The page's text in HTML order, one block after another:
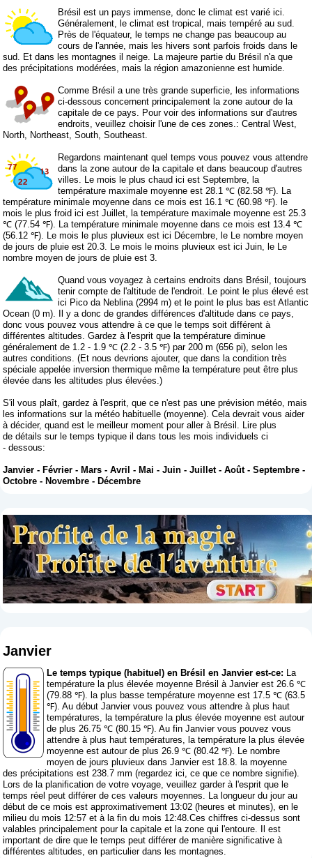
Brésil est un pays immense, donc le climat est varié ici.
Généralement, le climat est tropical, mais tempéré au sud.
Près de l'équateur, le temps ne change pas beaucoup au
cours de l'année, mais les hivers sont parfois froids dans le
sud. Et dans les montagnes il neige. La majeure partie du Brésil n'a que
des précipitations modérées, mais la région amazonienne est humide.
Comme Brésil a une très grande superficie, les informations
ci-dessous concernent principalement la zone autour de la
capitale de ce pays. Pour voir des informations sur d'autres
endroits, veuillez choisir l'une de ces zones.:Central West
North Northeast ,South ,Southeast
Regardons maintenant quel temps vous pouvez vous attendre
dans la zone autour de la capitale et dans beaucoup d'autres
villes. Le mois le plus chaud ici est Septembre, la
température maximale moyenne est 28.1 ℃ (82.58 ℉). La
température minimale moyenne dans ce mois est 16.1 ℃ (60.98 ℉). le
mois le plus froid ici est Juillet, la température maximale moyenne est 25.3
℃ (77.54 ℉). La température minimale moyenne dans ce mois est 13.4 ℃
(56.12 ℉). Le mois le plus pluvieux est ici Décembre, le Le nombre moyen
de jours de pluie est 20.3. Le mois le moins pluvieux est ici Juin, le Le
nombre moyen de jours de pluie est 3.
Quand vous voyagez à certains endroits dans Brésil, toujours
tenir compte de l'altitude de l'endroit. Le point le plus élevé est
ici Pico da Neblina (2994 m) et le point le plus bas est Atlantic
Ocean (0 m). Il y a donc de grandes différences d'altitude dans ce pays,
donc vous pouvez vous attendre à ce que le temps soit différent à
différentes altitudes. Gardez à l'esprit que la température diminue
généralement de 1.2 - 1.9 ℃ (2.2 - 3.5 ℉) par 200 m (656 pi), selon les
autres conditions. (Et nous devrions ajouter, que dans la condition très
spéciale appelée inversion thermique même la température peut être plus
élevée dans les altitudes plus élevées.)
S'il vous plaît, gardez à l'esprit, que ce n'est pas une prévision météo, mais
les informations sur la météo habituelle (moyenne). Cela devrait vous aider
à décider, quand est le meilleur moment pour aller à Brésil. Lire plus
de détails sur le temps typique il dans tous les mois individuels ci
- dessous:
Janvier -Février -Mars -Avril -Mai -Juin -Juillet-Août-Septembre -
Octobre -Novembre -Décembre
Janvier
Le temps typique (habituel) en Brésil en Janvier est-ce: La
température la plus élevée moyenne Brésil à Janvier est 26.6 ℃
(79.88 ℉). la plus basse température moyenne est 17.5 ℃ (63.5
℉). Au début Janvier vous pouvez vous attendre à plus haut
températures, la température la plus élevée moyenne est autour
de plus 26.75 ℃ (80.15 ℉). Au fin Janvier vous pouvez vous
attendre à plus haut températures, la température la plus élevée
moyenne est autour de plus 26.9 ℃ (80.42 ℉). Le nombre
moyen de jours pluvieux dans Janvier est 18.8. la moyenne
des précipitations est 238.7 mm (regardez ici, ce que ce nombre signifie).
Lors de la planification de votre voyage, veuillez garder à l'esprit que le
temps réel peut différer de ces valeurs moyennes. La longueur du jour au
début de ce mois est approximativement 13:02 (heures et minutes), en le
milieu du mois 12:57 et à la fin du mois 12:48.Ces chiffres ci-dessus sont
valables principalement pour la capitale et la zone qui l'entoure. Il est
important de dire que le temps peut différer de manière significative à
différentes altitudes, en particulier dans les montagnes.